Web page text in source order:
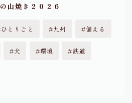
山焼き２０２６
ひとりごと 九州 備える
犬 環境 鉄道